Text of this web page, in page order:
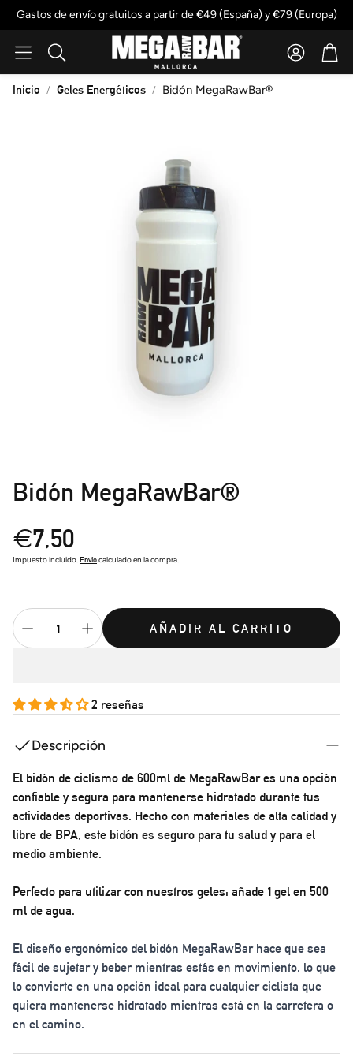
Gastos de envío gratuitos a partir de €49 (España) y €79 (Europa)
Buscar
AccountCart
Inicio Geles Energéticos Bidón MegaRawBar®
Bidón MegaRawBar®
Precio
regular
€7,50
Impuesto incluido.Envíocalculado en la compra.
AÑADIR AL CARRITO
2 reseñas
Descripción
El bidón de ciclismo de 600ml de MegaRawBar es una opción
confiable y segura para mantenerse hidratado durante tus
actividades deportivas. Hecho con materiales de alta calidad y
libre de BPA, este bidón es seguro para tu salud y para el
medio ambiente.
Perfecto para utilizar con nuestros geles: añade 1 gel en 500
ml de agua.
El diseño ergonómico del bidón MegaRawBar hace que sea
fácil de sujetar y beber mientras estás en movimiento, lo que
lo convierte en una opción ideal para cualquier ciclista que
quiera mantenerse hidratado mientras está en la carretera o
en el camino.